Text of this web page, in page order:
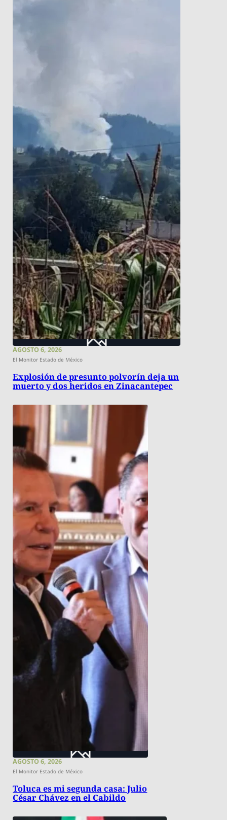
AGOSTO 6, 2026
El Monitor Estado de México
Explosión de presunto polvorín deja un
muerto y dos heridos en Zinacantepec
AGOSTO 6, 2026
El Monitor Estado de México
Toluca es mi segunda casa: Julio
César Chávez en el Cabildo